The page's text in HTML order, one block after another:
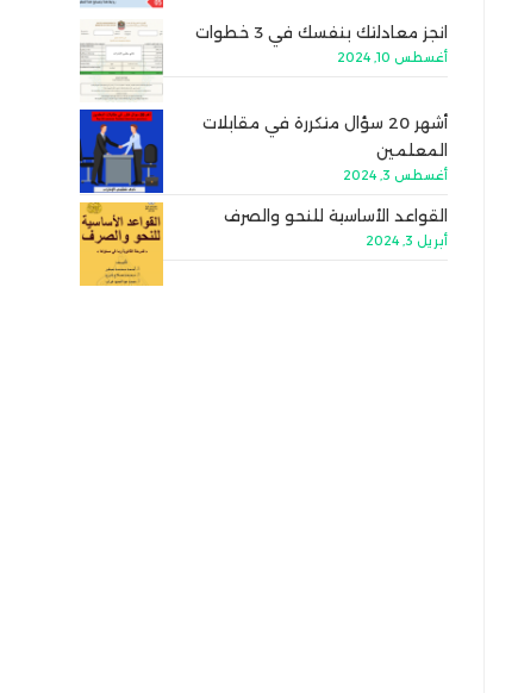
انجز معادلتك بنفسك في 3 خطوات
أغسطس 10, 2024
أشهر 20 سؤال متكررة في مقابلات
المعلمين
أغسطس 3, 2024
القواعد الأساسية للنحو والصرف
أبريل 3, 2024